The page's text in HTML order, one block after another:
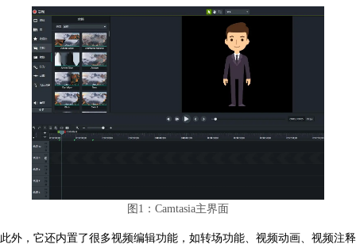
图1：Camtasia主界面
此外，它还内置了很多视频编辑功能，如转场功能、视频动画、视频注释